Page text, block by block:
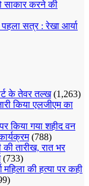
साकार करने की
सत्र : रेखा आर्या
के तेवर तल्ख (1,263)
किया एलजीएम का
किया गया शहीद वन
(788)
तारीख, रात भर
(733)
महिला की हत्या पर कही